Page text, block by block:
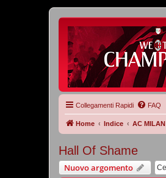
Collegamenti Rapidi FAQ
Home Indice AC MILAN
Hall Of Shame
Nuovo argomento